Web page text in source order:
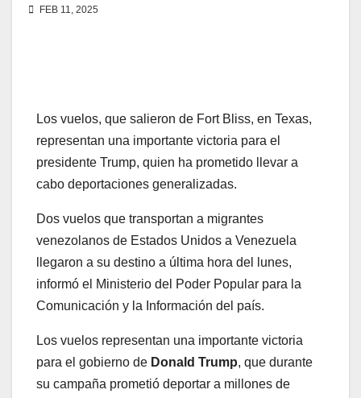
FEB 11, 2025
Los vuelos, que salieron de Fort Bliss, en Texas,
representan una importante victoria para el
presidente Trump, quien ha prometido llevar a
cabo deportaciones generalizadas.
Dos vuelos que transportan a migrantes
venezolanos de Estados Unidos a Venezuela
llegaron a su destino a última hora del lunes,
informó el Ministerio del Poder Popular para la
Comunicación y la Información del país.
Los vuelos representan una importante victoria
para el gobierno de Donald Trump, que durante
su campaña prometió deportar a millones de